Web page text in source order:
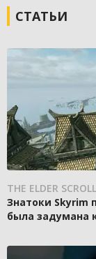
СТАТЬИ
THE ELDER
Знатоки Skyrim
была задумана